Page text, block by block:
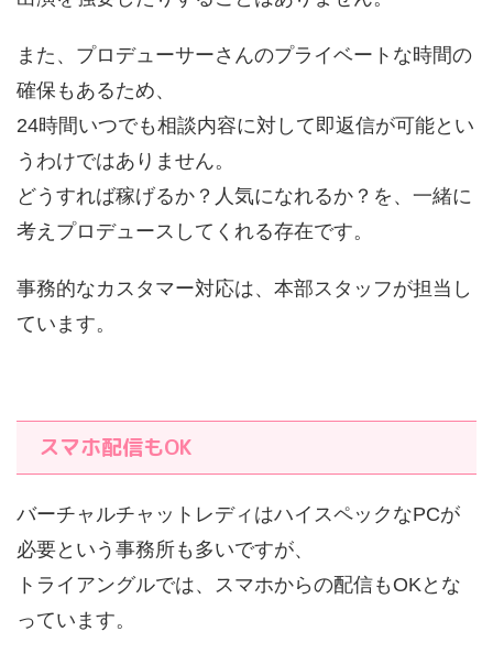
また、プロデューサーさんのプライベートな時間の
確保もあるため、
24時間いつでも相談内容に対して即返信が可能とい
うわけではありません。
どうすれば稼げるか？人気になれるか？を、一緒に
考えプロデュースしてくれる存在です。
事務的なカスタマー対応は、本部スタッフが担当し
ています。
スマホ配信もOK
バーチャルチャットレディはハイスペックなPCが
必要という事務所も多いですが、
トライアングルでは、スマホからの配信もOKとな
っています。